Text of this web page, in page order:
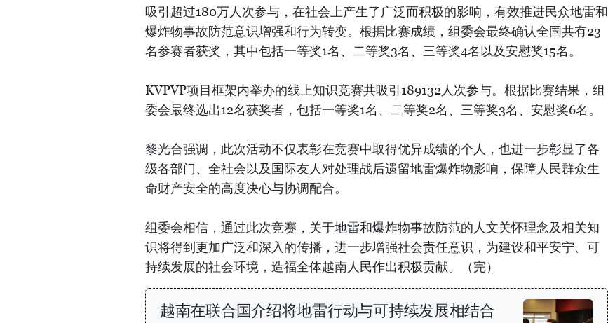
吸引超过180万人次参与，在社会上产生了广泛而积极的影响，有效推进民众地雷和
爆炸物事故防范意识增强和行为转变。根据比赛成绩，组委会最终确认全国共有23
名参赛者获奖，其中包括一等奖1名、二等奖3名、三等奖4名以及安慰奖15名。
KVPVP项目框架内举办的线上知识竞赛共吸引189132人次参与。根据比赛结果，组
委会最终选出12名获奖者，包括一等奖1名、二等奖2名、三等奖3名、安慰奖6名。
黎光合强调，此次活动不仅表彰在竞赛中取得优异成绩的个人，也进一步彰显了各
级各部门、全社会以及国际友人对处理战后遗留地雷爆炸物影响，保障人民群众生
命财产安全的高度决心与协调配合。
组委会相信，通过此次竞赛，关于地雷和爆炸物事故防范的人文关怀理念及相关知
识将得到更加广泛和深入的传播，进一步增强社会责任意识，为建设和平安宁、可
持续发展的社会环境，造福全体越南人民作出积极贡献。（完）
越南在联合国介绍将地雷行动与可持续发展相结合